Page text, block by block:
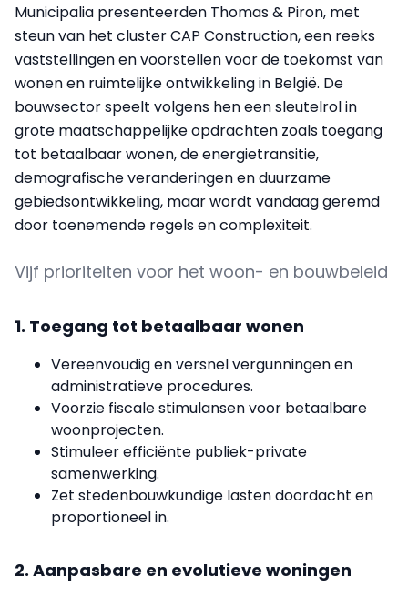
Municipalia presenteerden Thomas & Piron, met
steun van het cluster CAP Construction, een reeks
vaststellingen en voorstellen voor de toekomst van
wonen en ruimtelijke ontwikkeling in België. De
bouwsector speelt volgens hen een sleutelrol in
grote maatschappelijke opdrachten zoals toegang
tot betaalbaar wonen, de energietransitie,
demografische veranderingen en duurzame
gebiedsontwikkeling, maar wordt vandaag geremd
door toenemende regels en complexiteit.
Vijf prioriteiten voor het woon- en bouwbeleid
1. Toegang tot betaalbaar wonen
Vereenvoudig en versnel vergunningen en
administratieve procedures.
Voorzie fiscale stimulansen voor betaalbare
woonprojecten.
Stimuleer efficiënte publiek-private
samenwerking.
Zet stedenbouwkundige lasten doordacht en
proportioneel in.
2. Aanpasbare en evolutieve woningen